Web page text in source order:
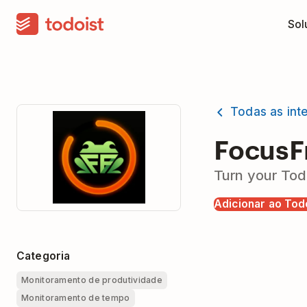
Todas as
Turn your
Adicionar ao
Categoria
Monitoramento de produtividade
Monitoramento de tempo